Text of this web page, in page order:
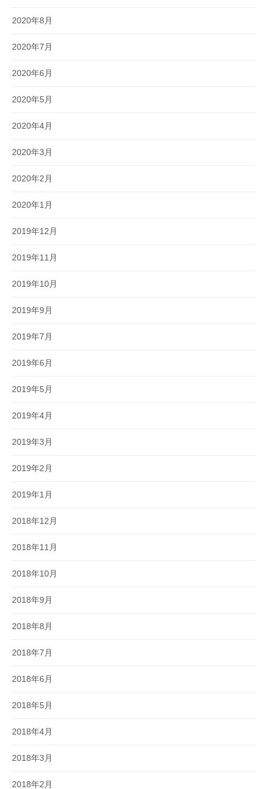
2020年8月
2020年7月
2020年6月
2020年5月
2020年4月
2020年3月
2020年2月
2020年1月
2019年12月
2019年11月
2019年10月
2019年9月
2019年7月
2019年6月
2019年5月
2019年4月
2019年3月
2019年2月
2019年1月
2018年12月
2018年11月
2018年10月
2018年9月
2018年8月
2018年7月
2018年6月
2018年5月
2018年4月
2018年3月
2018年2月